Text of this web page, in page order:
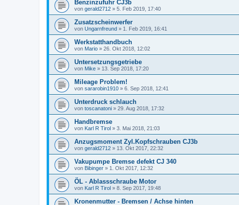
Benzinzufuhr CJ3b
von gerald2712 » 5. Feb 2019, 17:40
Zusatzscheinwerfer
von Ungarnfreund » 1. Feb 2019, 16:41
Werkstatthandbuch
von Mario » 26. Okt 2018, 12:02
Untersetzungsgetriebe
von Mike » 13. Sep 2018, 17:20
Mileage Problem!
von sararobin1910 » 6. Sep 2018, 12:41
Unterdruck schlauch
von toscanatoni » 29. Aug 2018, 17:32
Handbremse
von Karl R Tirol » 3. Mai 2018, 21:03
Anzugsmoment Zyl.Kopfschrauben CJ3b
von gerald2712 » 13. Okt 2017, 22:32
Vakupumpe Bremse defekt CJ 340
von Bibinger » 1. Okt 2017, 12:32
ÖL - Ablassschraube Motor
von Karl R Tirol » 8. Sep 2017, 19:48
Kronenmutter - Bremsen / Achse hinten